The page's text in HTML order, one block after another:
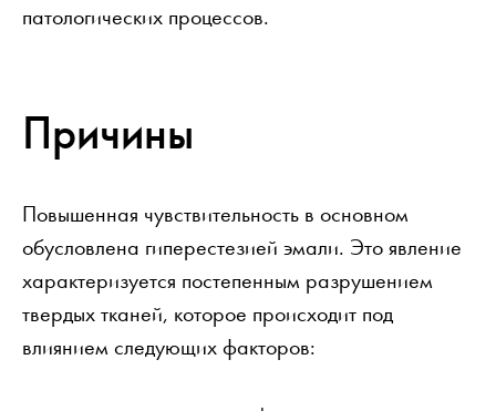
патологических процессов.
Причины
Повышенная чувствительность в основном
обусловлена гиперестезией эмали. Это явление
характеризуется постепенным разрушением
твердых тканей, которое происходит под
влиянием следующих факторов: